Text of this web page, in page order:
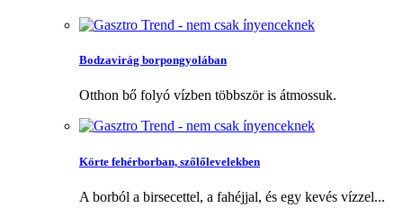
Bodzavirág borpongyolában
Otthon bő folyó vízben többször is átmossuk.
Körte fehérborban, szőlőlevelekben
A borból a birsecettel, a fahéjjal, és egy kevés vízzel...